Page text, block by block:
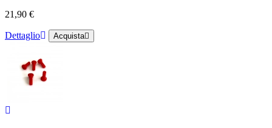
21,90 €
Dettaglio Acquista